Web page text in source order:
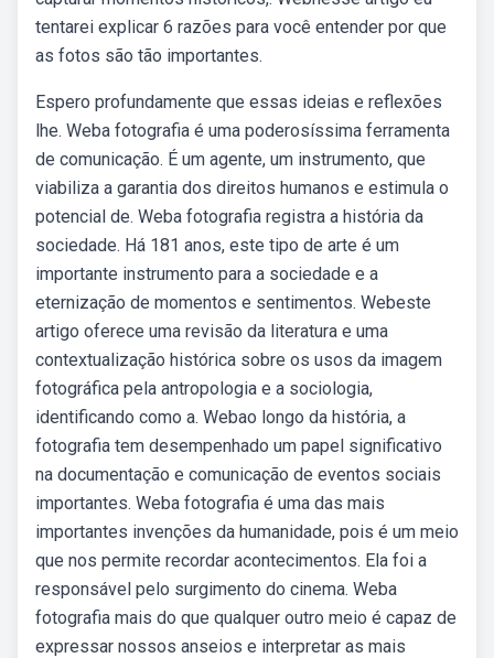
tentarei explicar 6 razões para você entender por que
as fotos são tão importantes.
Espero profundamente que essas ideias e reflexões
lhe. Weba fotografia é uma poderosíssima ferramenta
de comunicação. É um agente, um instrumento, que
viabiliza a garantia dos direitos humanos e estimula o
potencial de. Weba fotografia registra a história da
sociedade. Há 181 anos, este tipo de arte é um
importante instrumento para a sociedade e a
eternização de momentos e sentimentos. Webeste
artigo oferece uma revisão da literatura e uma
contextualização histórica sobre os usos da imagem
fotográfica pela antropologia e a sociologia,
identificando como a. Webao longo da história, a
fotografia tem desempenhado um papel significativo
na documentação e comunicação de eventos sociais
importantes. Weba fotografia é uma das mais
importantes invenções da humanidade, pois é um meio
que nos permite recordar acontecimentos. Ela foi a
responsável pelo surgimento do cinema. Weba
fotografia mais do que qualquer outro meio é capaz de
expressar nossos anseios e interpretar as mais